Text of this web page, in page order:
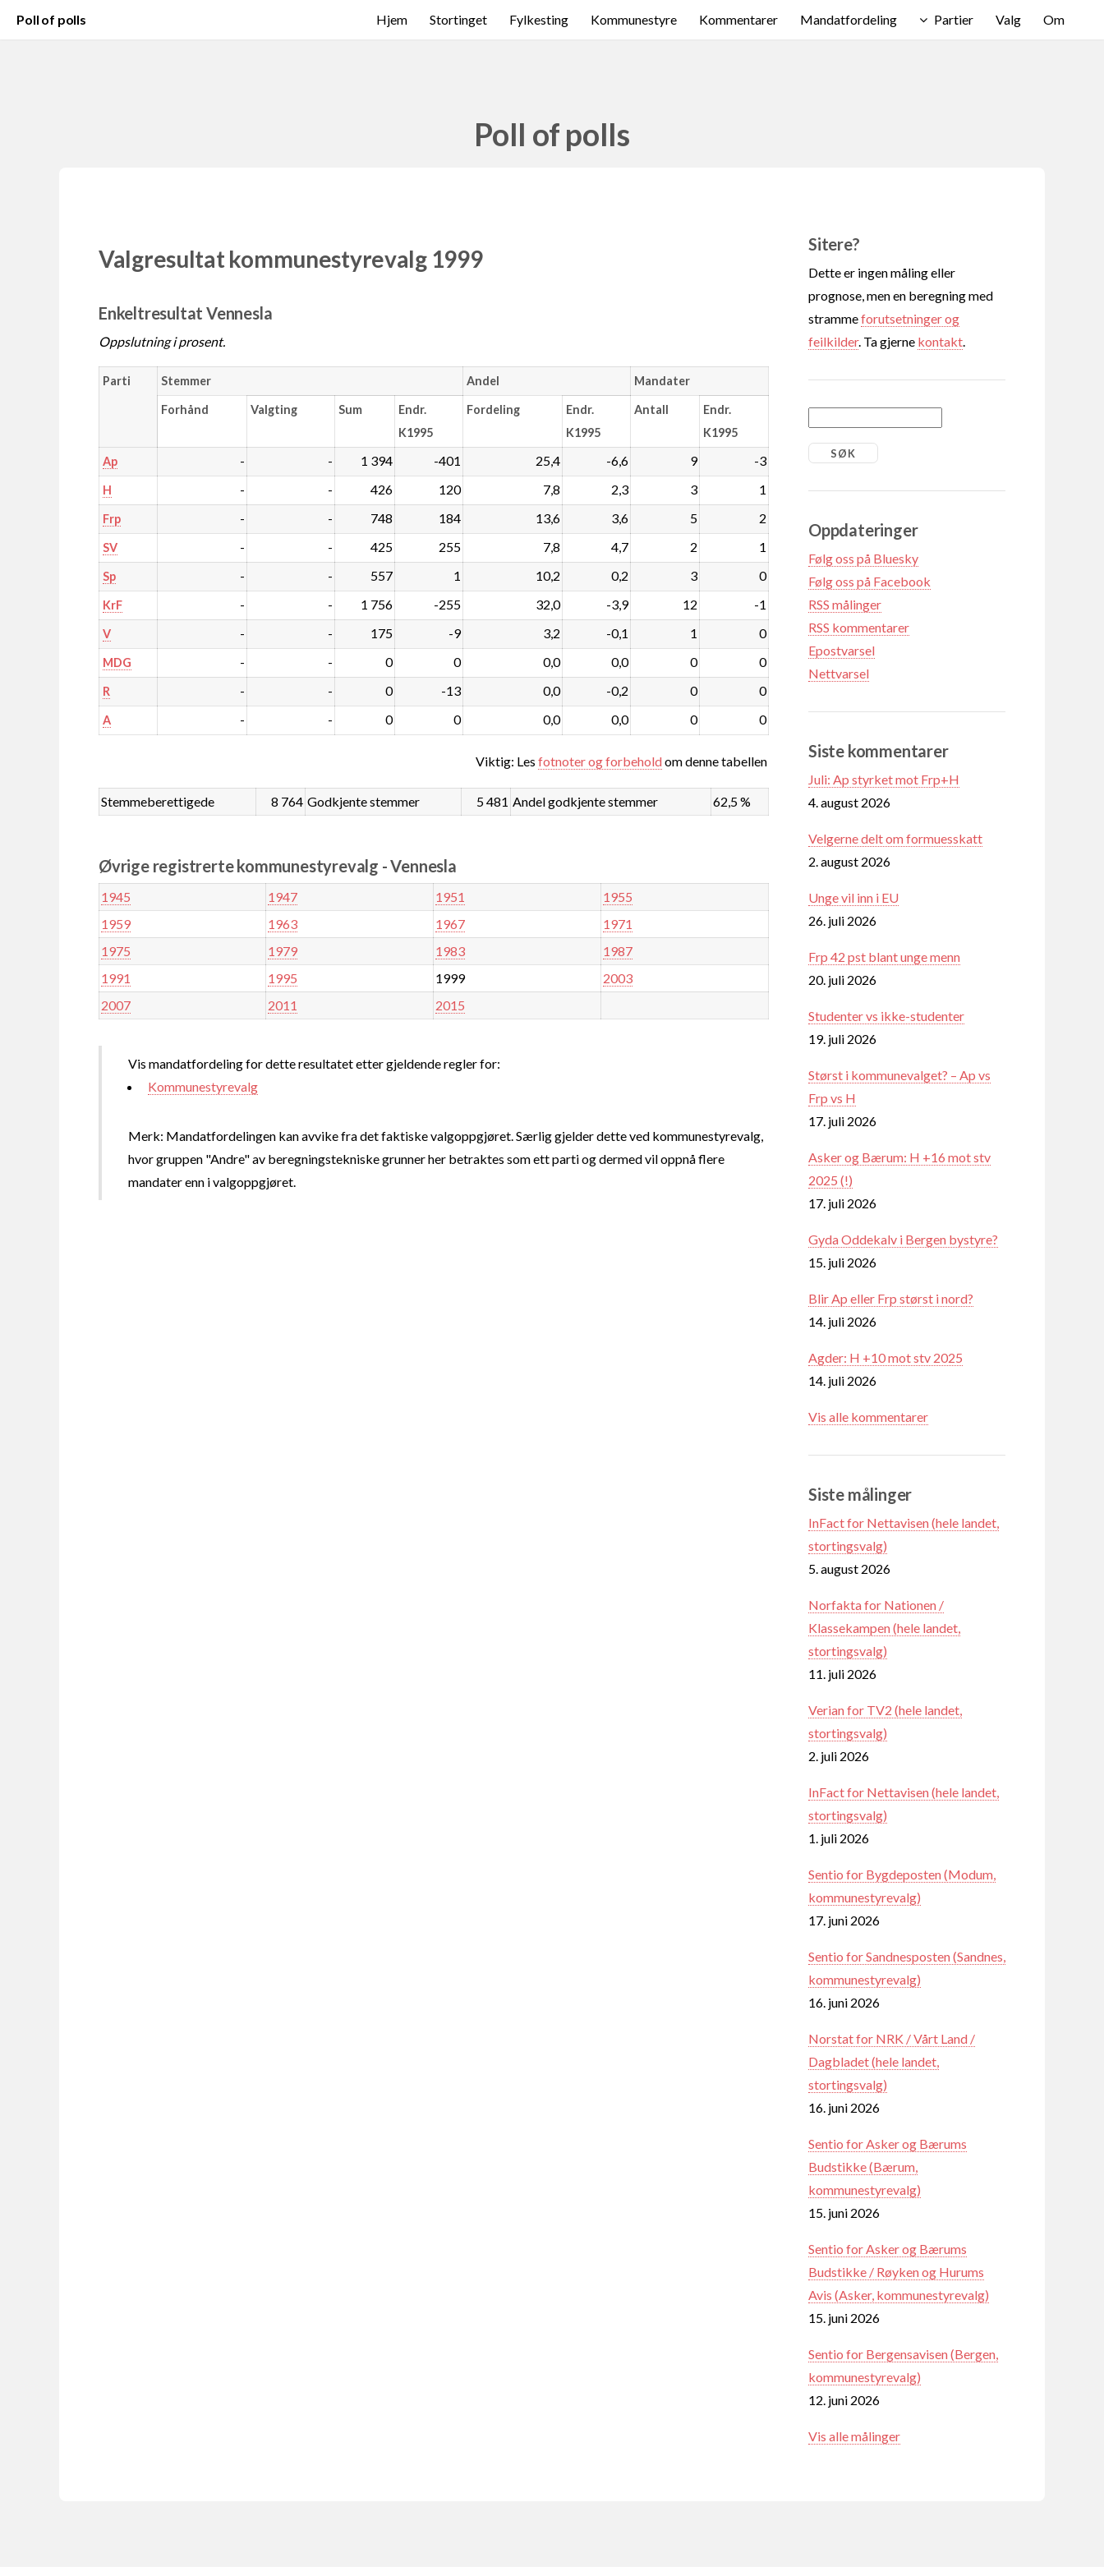
Poll of polls Hjem Stortinget Fylkesting Kommunestyre Kommentarer Mandatfordeling Partier Valg Om
Poll of polls
Valgresultat kommunestyrevalg 1999
Enkeltresultat Vennesla
Oppslutning i prosent.
Parti Stemmer Andel Mandater
Forhånd Valgting Sum
Endr.
K1995
Fordeling
Endr.
K1995
Antall
Endr.
K1995
Ap - - 1 394 -401 25,4 -6,6 9 -3
H - - 426 120 7,8 2,3 3 1
Frp - - 748 184 13,6 3,6 5 2
SV - - 425 255 7,8 4,7 2 1
Sp - - 557 1 10,2 0,2 3 0
KrF - - 1 756 -255 32,0 -3,9 12 -1
V - - 175 -9 3,2 -0,1 1 0
MDG - - 0 0 0,0 0,0 0 0
R - - 0 -13 0,0 -0,2 0 0
A - - 0 0 0,0 0,0 0 0
Viktig: Les fotnoter og forbeholdom denne tabellen
Stemmeberettigede 8 764 Godkjente stemmer 5 481 Andel godkjente stemmer 62,5 %
Øvrige registrerte kommunestyrevalg - Vennesla
1945 1947 1951
1955
1959
1963 1967
1971
1975
1979 1983
1987
1991
1995 1999
2003
2007
2011 2015
Vis mandatfordeling for dette resultatet etter gjeldende regler for:
Kommunestyrevalg
Merk: Mandatfordelingen kan avvike fra det faktiske valgoppgjøret. Særlig gjelder dette ved kommunestyrevalg,
hvor gruppen "Andre" av beregningstekniske grunner her betraktes som ett parti og dermed vil oppnå flere
mandater enn i valgoppgjøret.
Sitere?
Dette er ingen måling eller
prognose, men en beregning med
strammeforutsetninger og
feilkilder. Ta gjerne kontakt
Oppdateringer
Følg oss på Bluesky
Følg oss på Facebook
RSS målinger
RSS kommentarer
Epostvarsel
Nettvarsel
Siste kommentarer
Juli: Ap styrket mot Frp+H
4. august 2026
Velgerne delt om formuesskatt
2. august 2026
Unge vil inn i EU
26. juli 2026
Frp 42 pst blant unge menn
20. juli 2026
Studenter vs ikke-studenter
19. juli 2026
Størst i kommunevalget? – Ap vs
Frp vs H
17. juli 2026
Asker og Bærum: H +16 mot stv
2025 (!)
17. juli 2026
Gyda Oddekalv i Bergen bystyre?
15. juli 2026
Blir Ap eller Frp størst i nord?
14. juli 2026
Agder: H +10 mot stv 2025
14. juli 2026
Vis alle kommentarer
Siste målinger
InFact for Nettavisen (hele landet,
stortingsvalg)
5. august 2026
Norfakta for Nationen /
Klassekampen (hele landet,
stortingsvalg)
11. juli 2026
Verian for TV2 (hele landet,
stortingsvalg)
2. juli 2026
InFact for Nettavisen (hele landet,
stortingsvalg)
1. juli 2026
Sentio for Bygdeposten (Modum,
kommunestyrevalg)
17. juni 2026
Sentio for Sandnesposten (Sandnes,
kommunestyrevalg)
16. juni 2026
Norstat for NRK / Vårt Land /
Dagbladet (hele landet,
stortingsvalg)
16. juni 2026
Sentio for Asker og Bærums
Budstikke (Bærum,
kommunestyrevalg)
15. juni 2026
Sentio for Asker og Bærums
Budstikke / Røyken og Hurums
Avis (Asker, kommunestyrevalg)
15. juni 2026
Sentio for Bergensavisen (Bergen,
kommunestyrevalg)
12. juni 2026
Vis alle målinger